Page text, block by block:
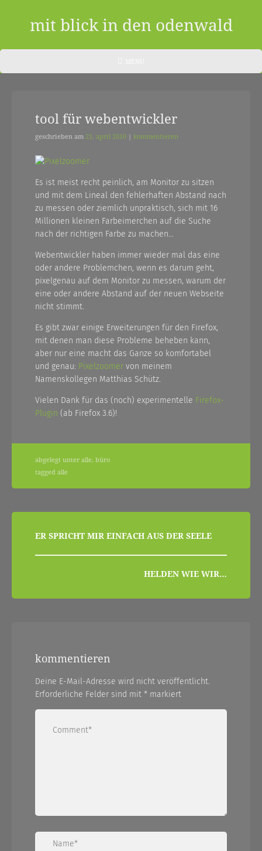
mit blick in den odenwald
blog
dem
odenwald
zwischendurch
und
nebenher…
tool für webentwickler
geschrieben am 21. april 2010 | kommentieren
Es ist meist recht peinlich, am Monitor zu sitzen
und mit dem Lineal den fehlerhaften Abstand nach
zu messen oder ziemlich unpraktisch, sich mit 16
Millionen kleinen Farbeimerchen auf die Suche
nach der richtigen Farbe zu machen…
Webentwickler haben immer wieder mal das eine
oder andere Problemchen, wenn es darum geht,
pixelgenau auf dem Monitor zu messen, warum der
eine oder andere Abstand auf der neuen Webseite
nicht stimmt.
Es gibt zwar einige Erweiterungen für den Firefox,
mit denen man diese Probleme beheben kann,
aber nur eine macht das Ganze so komfortabel
und genau: Pixelzoomer von meinem
Namenskollegen Matthias Schütz.
Vielen Dank für das (noch) experimentelle Firefox-
Plugin (ab Firefox 3.6)!
abgelegt unter alle, büro
tagged alle
beitragsnavigation
ER SPRICHT MIR EINFACH AUS DER SEELE
HELDEN WIE WIR…
kommentieren
Deine E-Mail-Adresse wird nicht veröffentlicht.
Erforderliche Felder sind mit * markiert